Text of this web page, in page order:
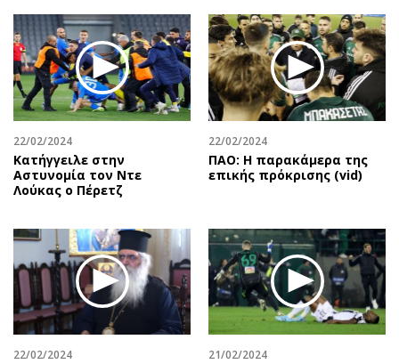
22/02/2024
Κατήγγειλε στην
Αστυνομία τον Ντε
Λούκας ο Πέρετζ
22/02/2024
ΠΑΟ: Η παρακάμερα της
επικής πρόκρισης (vid)
22/02/2024 21/02/2024